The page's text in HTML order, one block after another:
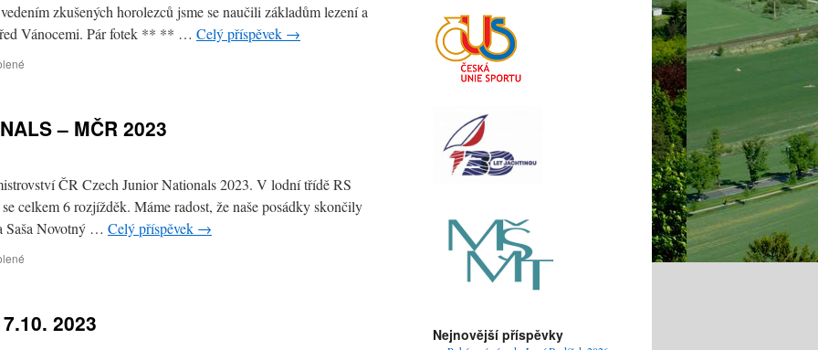
zkušených horolezců jsme se naučili základům lezení a
Vánocemi. Pár fotek ** ** … Celý příspěvek →
Zimní
2024
– MČR 2023
ČR Czech Junior Nationals 2023. V lodní třídě RS
celkem 6 rozjížděk. Máme radost, že naše posádky skončily
Saša Novotný … Celý příspěvek →
CZECH2023 Nejnovější příspěvky